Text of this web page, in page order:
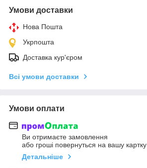
Умови доставки
Нова Пошта
Укрпошта
Доставка кур'єром
Всі умови доставки
Умови оплати
Ви отримаєте замовлення
або гроші повернуться на вашу картку
Детальніше